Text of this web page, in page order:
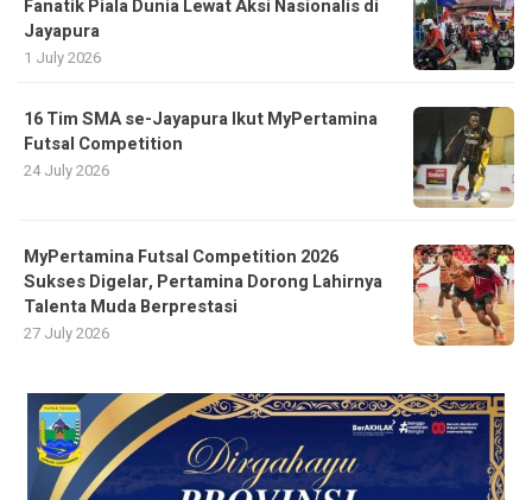
Fanatik Piala Dunia Lewat Aksi Nasionalis di
Jayapura
1 July 2026
16 Tim SMA se-Jayapura Ikut MyPertamina
Futsal Competition
24 July 2026
MyPertamina Futsal Competition 2026
Sukses Digelar, Pertamina Dorong Lahirnya
Talenta Muda Berprestasi
27 July 2026